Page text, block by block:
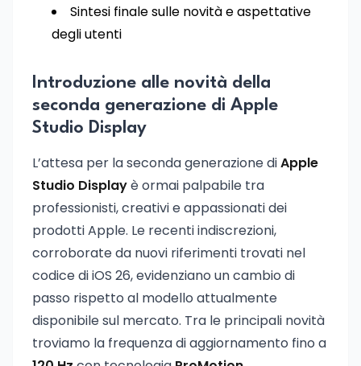
Sintesi finale sulle novità e aspettative
degli utenti
Introduzione alle novità della
seconda generazione di Apple
Studio Display
L’attesa per la seconda generazione diApple
Studio Displayè ormai palpabile tra
professionisti, creativi e appassionati dei
prodotti Apple. Le recenti indiscrezioni,
corroborate da nuovi riferimenti trovati nel
codice di iOS 26, evidenziano un cambio di
passo rispetto al modello attualmente
disponibile sul mercato. Tra le principali novità
troviamo la frequenza di aggiornamento fino a